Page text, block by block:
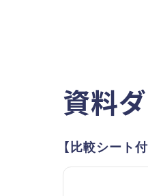
資料
【比較シート